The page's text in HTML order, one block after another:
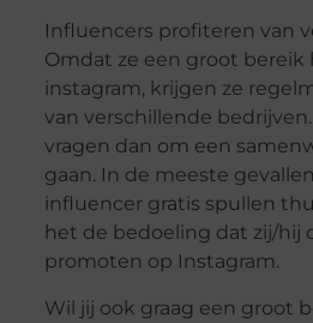
Influencers profiteren van
Omdat ze een groot bereik
instagram, krijgen ze
van verschillende
vragen dan om een
gaan. In de meeste
influencer gratis spullen
het de bedoeling dat zij/hij
promoten op Instagram.
Wil jij ook graag een groot